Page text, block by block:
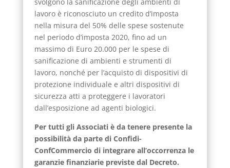
lavoro è riconosciuto un credito d’imposta
nella misura del 50% delle spese sostenute
nel periodo d’imposta 2020, fino ad un
massimo di Euro 20.000 per le spese di
sanificazione di ambienti e strumenti di
lavoro, nonché per l’acquisto di dispositivi di
protezione individuale e altri dispositivi di
sicurezza atti a proteggere i lavoratori
dall’esposizione ad agenti biologici.
Per tutti gli Associati è da tenere presente la
possibilità da parte di Confidi-
ConfCommercio di integrare all’occorrenza le
garanzie finanziarie previste dal Decreto.